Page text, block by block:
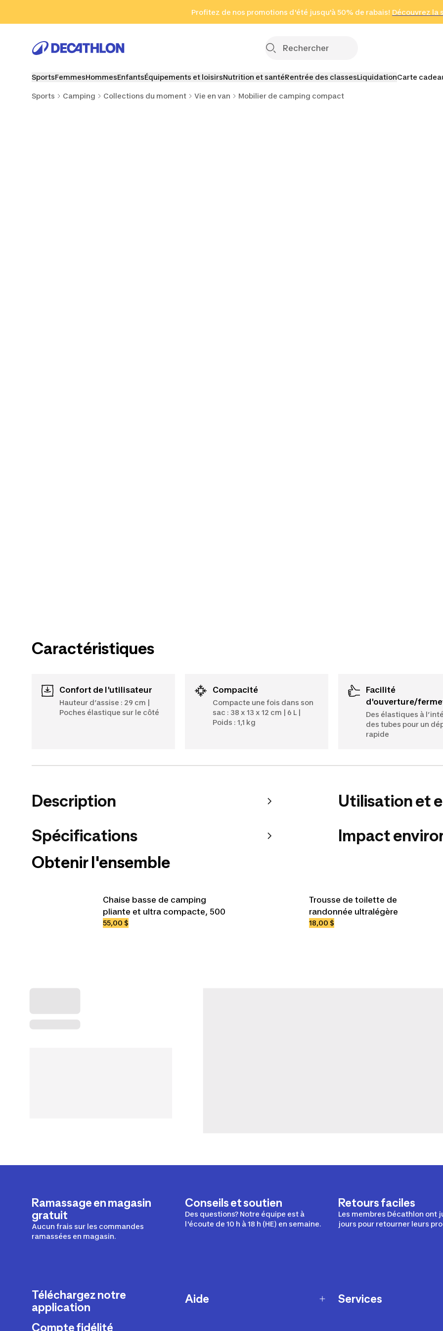
Aller au pied de page
Profitez de nos promotions d'été jusqu'à 50% de rabais! Découvrez la
Cliquez ici
en seulement 2
(Zones sélectionnées)
SportsFemmesHommesEnfantsÉquipements et loisirsNutrition et santéRentrée des classesLiquidationCarte
Sports Camping Collections du moment Vie en van Mobilier de camping compact
Caractéristiques
Confort de l'utilisateur
Hauteur d’assise : 29 cm |
Poches élastique sur le côté
Compacité
Compacte une fois dans son
sac : 38 x 13 x 12 cm | 6 L |
Poids : 1,1 kg
Facilité
d'ouverture/
Des élastiques à
des tubes pour un
rapide
Description
Spécifications
Utilisation et
Impact
Obtenir l'ensemble
Chaise basse de camping
pliante et ultra compacte, 500
55,00 $
Trousse de toilette de
randonnée ultralégère
18,00 $
Ramassage en magasin
gratuit
Aucun frais sur les commandes
ramassées en magasin.
Conseils et soutien
Des questions? Notre équipe est à
l'écoute de 10 h à 18 h (HE) en semaine.
Retours faciles
Les membres Décathlon ont
jours pour retourner leurs
Téléchargez notre
application
Compte fidélité
Aide Services